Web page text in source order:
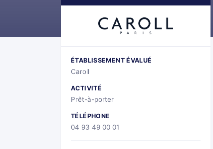
ÉTABLISSEMENT ÉVALUÉ
Caroll
ACTIVITÉ
Prêt-à-porter
TÉLÉPHONE
04 93 49 00 01